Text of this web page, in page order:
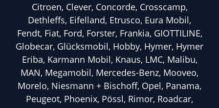
Citroen, Clever, Concorde, Crosscamp,
Dethleffs, Eifelland, Etrusco, Eura Mobil,
Fendt, Fiat, Ford, Forster, Frankia, GIOTTILINE,
Globecar, Glücksmobil, Hobby, Hymer, Hymer
Eriba, Karmann Mobil, Knaus, LMC, Malibu,
MAN, Megamobil, Mercedes-Benz, Mooveo,
Morelo, Niesmann + Bischoff, Opel, Panama,
Peugeot, Phoenix, Pössl, Rimor, Roadcar,